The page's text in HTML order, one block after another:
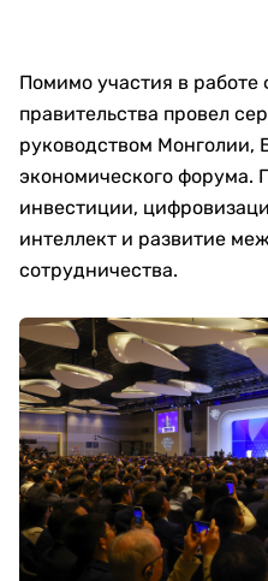
Помимо участия в работе
правительства провел
руководством Монголии,
экономического форума.
инвестиции,
интеллект и развитие
сотрудничества.